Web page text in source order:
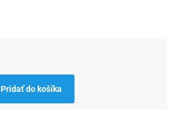
Pridať do košíka